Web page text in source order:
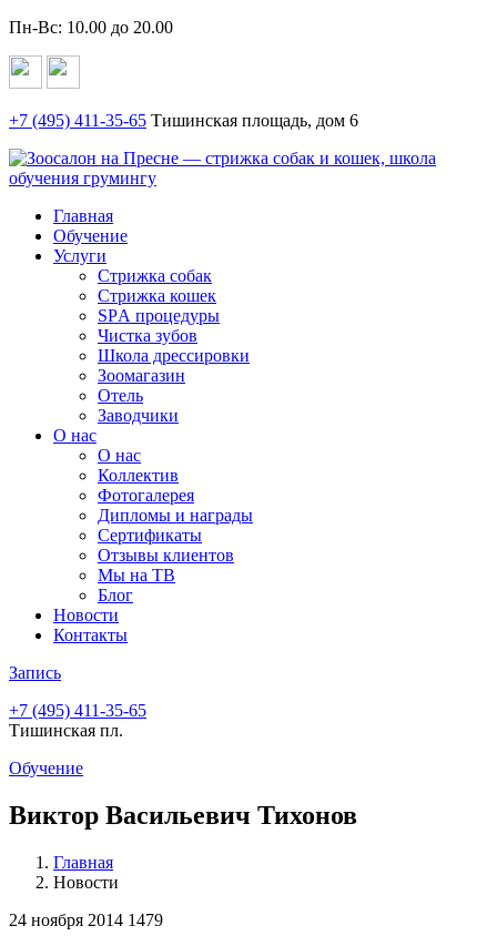
Пн-Вс: 10.00 до 20.00
+7 (495) 411-35-65 Тишинская площадь, дом 6
Главная
Обучение
Услуги
Стрижка собак
Стрижка кошек
SPА процедуры
Чистка зубов
Школа дрессировки
Зоомагазин
Отель
Заводчики
О нас
О нас
Коллектив
Фотогалерея
Дипломы и награды
Сертификаты
Отзывы клиентов
Мы на ТВ
Блог
Новости
Контакты
Запись
+7 (495) 411-35-65
Тишинская пл.
Обучение
Виктор Васильевич Тихонов
Главная
Новости
24 ноября 2014 1479